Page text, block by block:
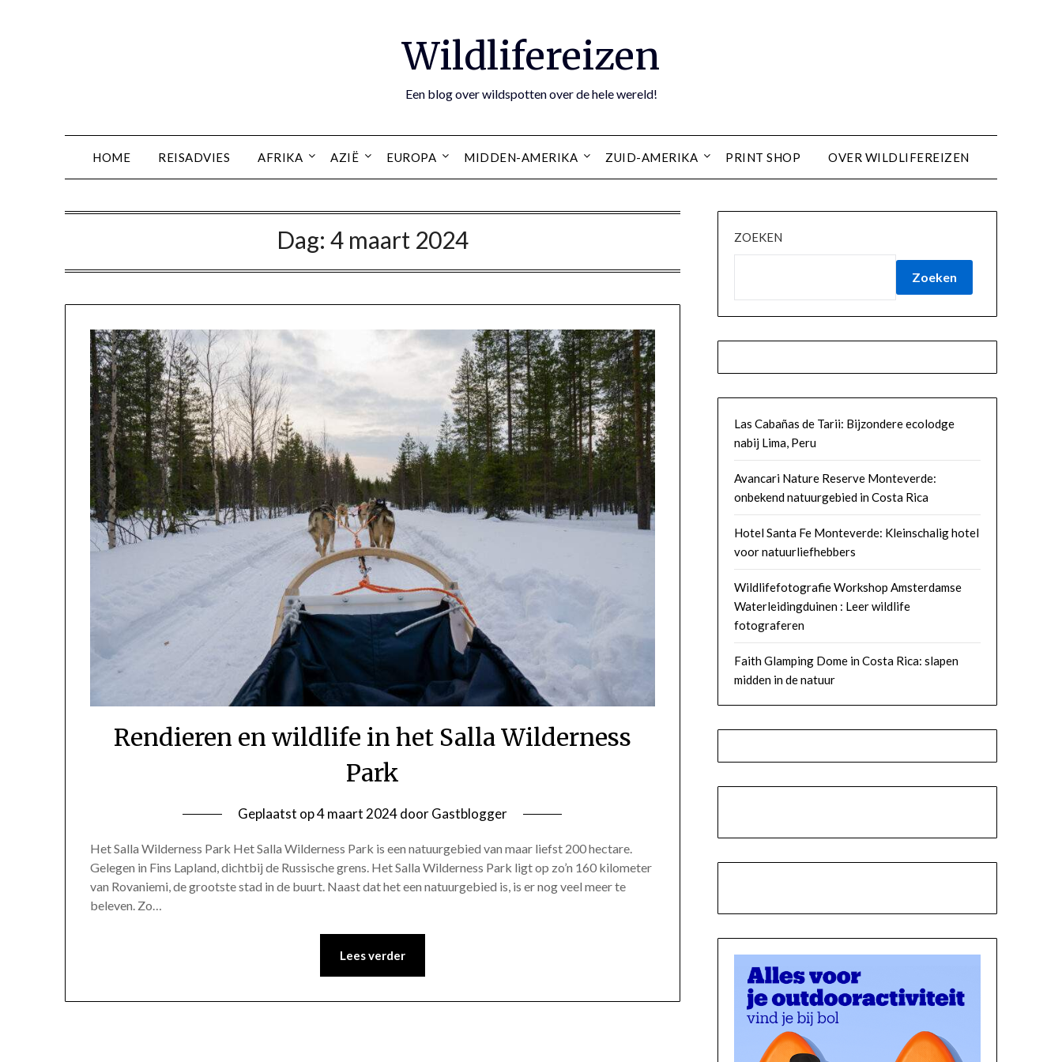
Wildlifereizen
Een blog over wildspotten over de hele wereld!
HOME REISADVIES AFRIKA AZIË EUROPA MIDDEN-AMERIKA ZUID-AMERIKA PRINT SHOP OVER WILDLIFEREIZEN
Dag: 4 maart 2024
Rendieren en wildlife in het Salla Wilderness
Park
Geplaatst op4 maart 2024doorGastblogger
Het Salla Wilderness Park Het Salla Wilderness Park is een natuurgebied van maar liefst 200 hectare.
Gelegen in Fins Lapland, dichtbij de Russische grens. Het Salla Wilderness Park ligt op zo’n 160 kilometer
van Rovaniemi, de grootste stad in de buurt. Naast dat het een natuurgebied is, is er nog veel meer te
beleven. Zo…
Lees verder
ZOEKEN
Zoeken
Las Cabañas de Tarii: Bijzondere ecolodge
nabij Lima, Peru
Avancari Nature Reserve Monteverde:
onbekend natuurgebied in Costa Rica
Hotel Santa Fe Monteverde: Kleinschalig hotel
voor natuurliefhebbers
Wildlifefotografie Workshop Amsterdamse
Waterleidingduinen : Leer wildlife
fotograferen
Faith Glamping Dome in Costa Rica: slapen
midden in de natuur